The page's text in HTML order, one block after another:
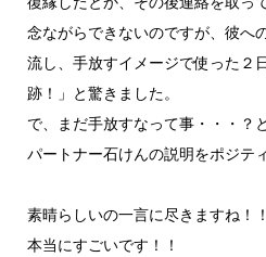
念ながらできないのですが、彼へ
流し、手放すイメージで使った２
跡！」と驚きました。
で、まだ手放すなって事・・・？
パートナー石けんの説明をポジテ
素晴らしいの一言に尽きますね！！
本当にすごいです！！